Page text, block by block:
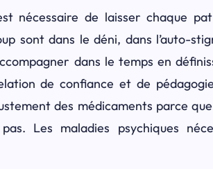
nécessaire de laisser chaque
sont dans le déni, dans l’auto-
dans le temps en
de confiance et de
des médicaments parce
Les maladies psychiques